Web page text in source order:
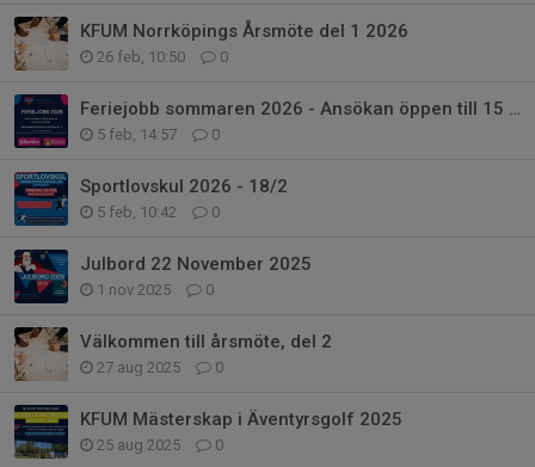
KFUM Norrköpings Årsmöte del 1 2026
26 feb, 10:50 0
Feriejobb sommaren 2026 - Ansökan öppen till 15 februari
5 feb, 14:57 0
Sportlovskul 2026 - 18/2
5 feb, 10:42 0
Julbord 22 November 2025
1 nov 2025 0
Välkommen till årsmöte, del 2
27 aug 2025 0
KFUM Mästerskap i Äventyrsgolf 2025
25 aug 2025 0